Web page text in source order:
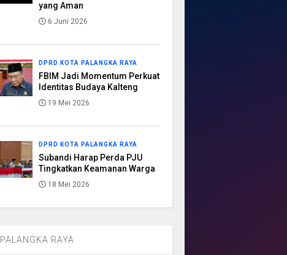
yang Aman
6 Juni 2026
DPRD KOTA PALANGKA RAYA
FBIM Jadi Momentum Perkuat
Identitas Budaya Kalteng
19 Mei 2026
DPRD KOTA PALANGKA RAYA
Subandi Harap Perda PJU
Tingkatkan Keamanan Warga
18 Mei 2026
PALANGKA RAYA